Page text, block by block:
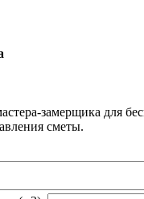
замерщика для
сметы.